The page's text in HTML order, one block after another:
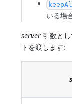
いる場
server 引数と
トを渡します: